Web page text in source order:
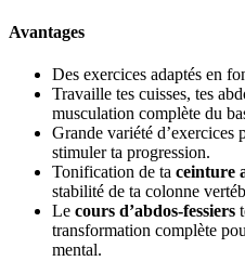
Avantages
Des exercices adaptés en
Travaille tes cuisses, tes
musculation complète du
Grande variété d’exercices
stimuler ta progression.
Tonification de ta ceinture
stabilité de ta colonne
Le cours d’abdos-fessiers
transformation complète
mental.